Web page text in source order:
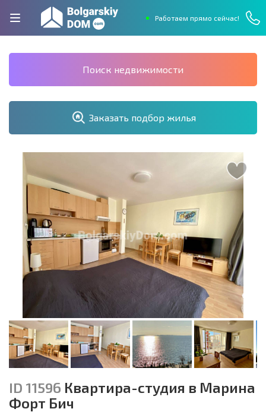
Работаем прямо сейчас!
Поиск недвижимости
Заказать подбор жилья
ID 11596 Квартира-студия в Марина
Форт Бич